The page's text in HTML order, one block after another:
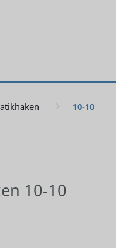
10-10
10-10